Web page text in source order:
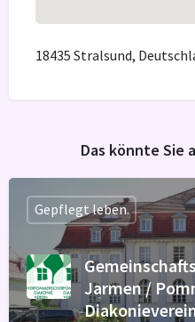
18435 Stralsund,
Das könnte Sie
Jarmen /
Gepflegt leben.